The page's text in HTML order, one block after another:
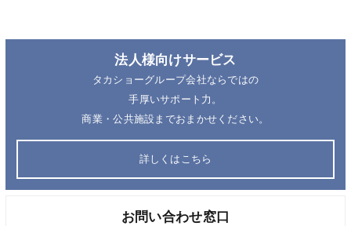
法人様向けサービス
タカショーグループ会社ならではの
手厚いサポート力。
商業・公共施設までおまかせください。
詳しくはこちら
お問い合わせ窓口